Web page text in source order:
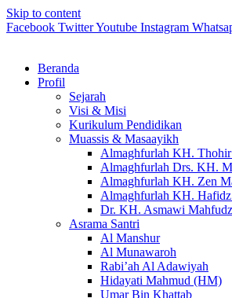
Skip to content
Facebook TwitterYoutube Instagram
Beranda
Profil
Sejarah
Visi & Misi
Kurikulum Pendidikan
Muassis & Masaayikh
Almaghfurlah KH.
Almaghfurlah Drs. KH.
Almaghfurlah KH. Zen
Almaghfurlah KH.
Dr. KH. Asmawi
Asrama Santri
Al Manshur
Al Munawaroh
Rabi’ah Al Adawiyah
Hidayati Mahmud (HM)
Umar Bin Khattab